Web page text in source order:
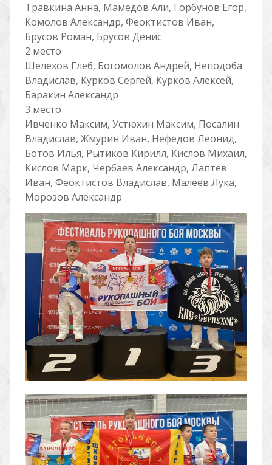
Травкина Анна, Мамедов Али, Горбунов Егор,
Комолов Александр, Феоктистов Иван,
Брусов Роман, Брусов Денис
2 место
Шелехов Глеб, Богомолов Андрей, Неподоба
Владислав, Курков Сергей, Курков Алексей,
Баракин Александр
3 место
Ивченко Максим, Устюхин Максим, Посалин
Владислав, Жмурин Иван, Нефедов Леонид,
Ботов Илья, Рытиков Кирилл, Кислов Михаил,
Кислов Марк, Чербаев Александр, Лаптев
Иван, Феоктистов Владислав, Малеев Лука,
Морозов Александр